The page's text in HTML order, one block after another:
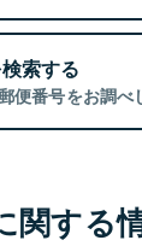
索する
便番号をお調べ
関する